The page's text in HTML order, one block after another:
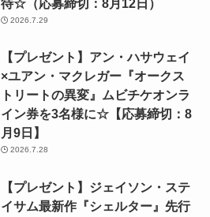
待☆（応募締切：8月12日）
2026.7.29
【プレゼント】アン・ハサウェイ
×ユアン・マクレガー『オークス
トリートの異変』ムビチケオンラ
イン券を3名様に☆【応募締切：8
月9日】
2026.7.28
【プレゼント】ジェイソン・ステ
イサム最新作『シェルター』先行